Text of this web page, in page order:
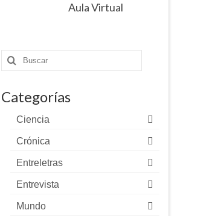
Aula Virtual
Buscar
por:
Categorías
Ciencia
Crónica
Entreletras
Entrevista
Mundo